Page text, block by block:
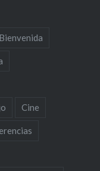
Bienvenida
Cine